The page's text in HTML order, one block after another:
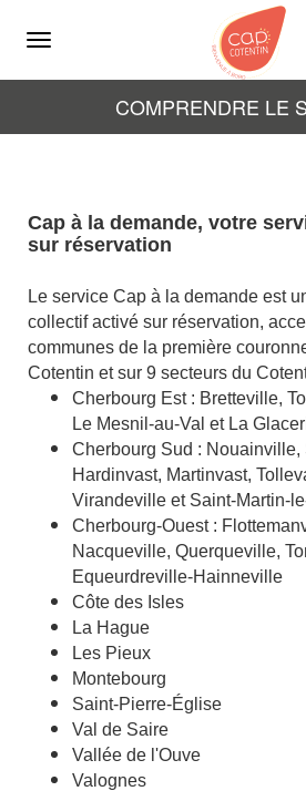
Menu
COMPRENDRE LE
Cap à la demande, votre
sur réservation
Le service Cap à la demande est
collectif activé sur réservation,
communes de la première
Cotentin et sur 9 secteurs du
Cherbourg Est : Bretteville,
Le Mesnil-au-Val et La
Cherbourg Sud : Nouainville,
Hardinvast, Martinvast,
Virandeville et Saint-Martin-
Cherbourg-Ouest :
Nacqueville, Querqueville,
Equeurdreville-Hainneville
Côte des Isles
La Hague
Les Pieux
Montebourg
Saint-Pierre-Église
Val de Saire
Vallée de l'Ouve
Valognes